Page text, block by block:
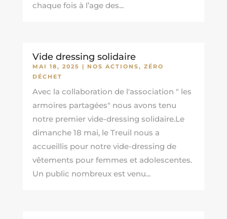
chaque fois à l’age des...
Vide dressing solidaire
MAI 18, 2025 | NOS ACTIONS, ZÉRO
DÉCHET
Avec la collaboration de l'association " les
armoires partagées" nous avons tenu
notre premier vide-dressing solidaire.Le
dimanche 18 mai, le Treuil nous a
accueillis pour notre vide-dressing de
vêtements pour femmes et adolescentes.
Un public nombreux est venu...